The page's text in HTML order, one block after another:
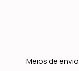
Meios de envio